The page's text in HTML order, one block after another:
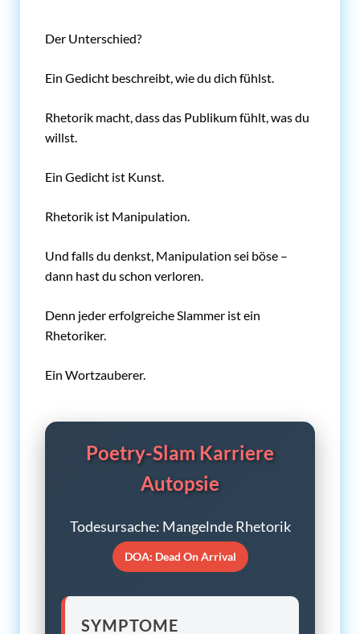
Der Unterschied?
Ein Gedicht beschreibt, wie du dich fühlst.
Rhetorik macht, dass das Publikum fühlt, was du
willst.
Ein Gedicht ist Kunst.
Rhetorik ist Manipulation.
Und falls du denkst, Manipulation sei böse –
dann hast du schon verloren.
Denn jeder erfolgreiche Slammer ist ein
Rhetoriker.
Ein Wortzauberer.
Poetry-Slam Karriere
Autopsie
Todesursache: Mangelnde Rhetorik
DOA: Dead On Arrival
SYMPTOME